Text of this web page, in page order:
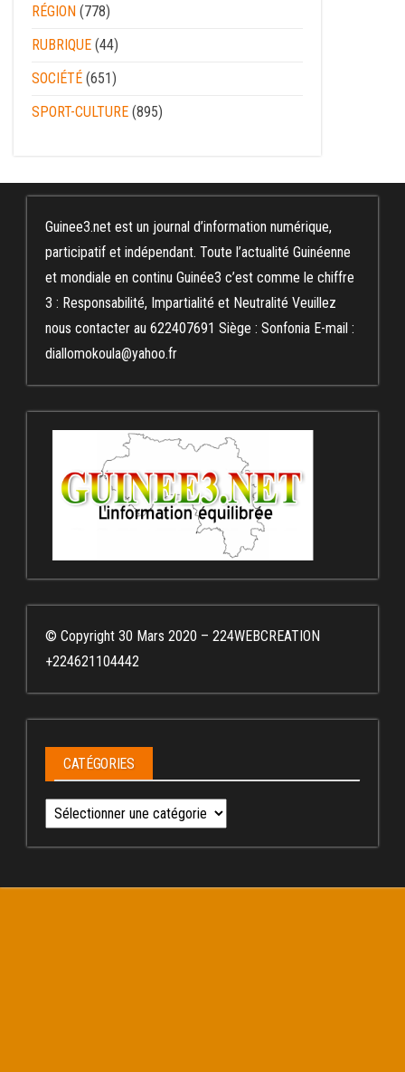
RÉGION (778)
RUBRIQUE (44)
SOCIÉTÉ (651)
SPORT-CULTURE (895)
Guinee3.net est un journal d’information numérique,
participatif et indépendant. Toute l’actualité Guinéenne
et mondiale en continu Guinée3 c’est comme le chiffre
3 : Responsabilité, Impartialité et Neutralité Veuillez
nous contacter au 622407691 Siège : Sonfonia E-mail :
diallomokoula@yahoo.fr
© Copyright 30 Mars 2020 – 224WEBCREATION
+224621104442
CATÉGORIES
Catégories